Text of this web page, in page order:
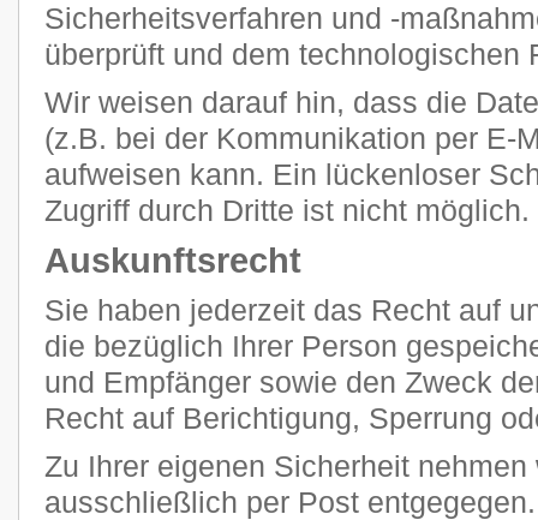
Sicherheitsverfahren und -
überprüft und dem technologischen
Wir weisen darauf hin, dass die
(z.B. bei der Kommunikation per E-
aufweisen kann. Ein lückenloser
Zugriff durch Dritte ist nicht möglich.
Auskunftsrecht
Sie haben jederzeit das Recht auf
die bezüglich Ihrer Person
und Empfänger sowie den Zweck
Recht auf Berichtigung, Sperrung
Zu Ihrer eigenen Sicherheit
ausschließlich per Post